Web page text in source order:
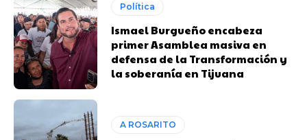
Política
Ismael Burgueño encabeza
primer Asamblea masiva en
defensa de la Transformación y
la soberanía en Tijuana
A ROSARITO